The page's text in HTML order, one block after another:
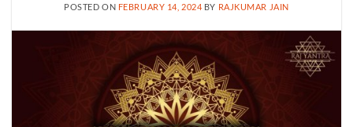
POSTED ON FEBRUARY 14, 2024 BY RAJKUMAR JAIN